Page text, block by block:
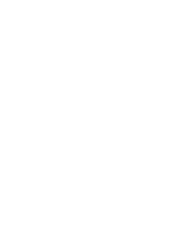
а также трендах,
стиле, отдыхе и